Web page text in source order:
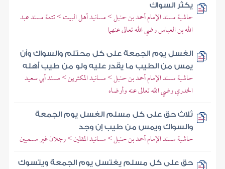
يكثر السواك
حاشية مسند الإمام أحمد بن حنبل > مسانيد أهل البيت > تتمة مسند عبد
الله بن العباس رضي الله تعالى عنهما
الغسل يوم الجمعة على كل محتلم والسواك وأن
يمس من الطيب ما يقدر عليه ولو من طيب أهله
حاشية مسند الإمام أحمد بن حنبل > مسانيد المكثرين > مسند أبي سعيد
الخدري رضي الله تعالى عنه وأرضاه
ثلاث حق على كل مسلم الغسل يوم الجمعة
والسواك ويمس من طيب إن وجد
حاشية مسند الإمام أحمد بن حنبل > مسانيد المقلين > رجلان غير مسميين
حق على كل مسلم يغتسل يوم الجمعة ويتسوك